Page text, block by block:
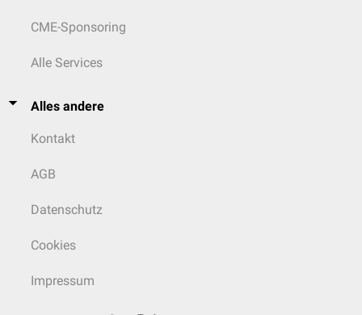
CME-Sponsoring
Alle Services
Alles andere
Kontakt
AGB
Datenschutz
Cookies
Impressum